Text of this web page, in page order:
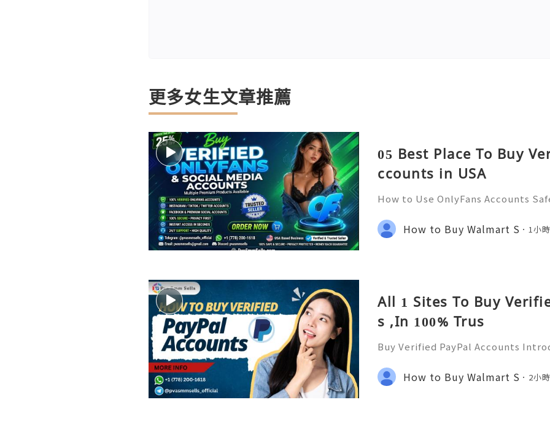
更多女生文章推薦
05 Best Place To Buy
ccounts in USA
How to Use OnlyFans Accounts
e access content, manage
online communities. OnlyF
How to Buy Walmart S 1小
All 1 Sites To Buy
s ,In 100% Trus
Buy Verified PayPal Accounts
e transactions, PayPal stands out
orm has transfor
How to Buy Walmart S 2小